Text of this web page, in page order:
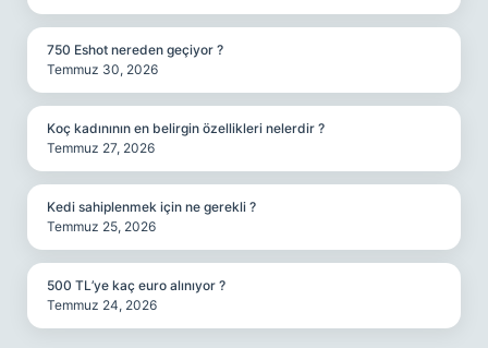
750 Eshot nereden geçiyor ?
Temmuz 30, 2026
Koç kadınının en belirgin özellikleri nelerdir ?
Temmuz 27, 2026
Kedi sahiplenmek için ne gerekli ?
Temmuz 25, 2026
500 TL’ye kaç euro alınıyor ?
Temmuz 24, 2026